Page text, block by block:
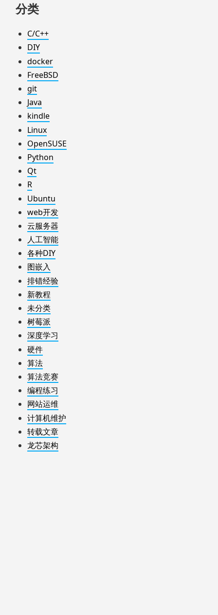
分类
C/C++
DIY
docker
FreeBSD
git
Java
kindle
Linux
OpenSUSE
Python
Qt
R
Ubuntu
web开发
云服务器
人工智能
各种DIY
图嵌入
排错经验
新教程
未分类
树莓派
深度学习
硬件
算法
算法竞赛
编程练习
网站运维
计算机维护
转载文章
龙芯架构